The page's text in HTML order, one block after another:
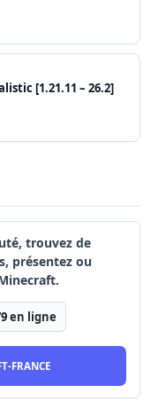
[1.21.11 – 26.2]
trouvez de
présentez ou
en ligne
FRANCE